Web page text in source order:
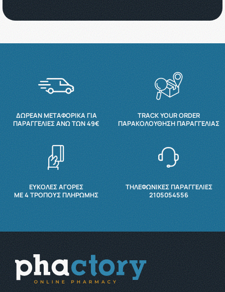
ΔΩΡΕΆΝ ΜΕΤΑΦΟΡΙΚΆ ΓΙΑ
ΠΑΡΑΓΓΕΛΊΕΣ ΆΝΩ ΤΩΝ 49€
TRACK YOUR ORDER
ΠΑΡΑΚΟΛΟΎΘΗΣΗ ΠΑΡΑΓΓΕΛΊΑΣ
ΕΥΚΟΛΕΣ ΑΓΟΡΕΣ
ΜΕ 4 ΤΡΌΠΟΥΣ ΠΛΗΡΩΜΉΣ
ΤΗΛΕΦΩΝΙΚΕΣ ΠΑΡΑΓΓΕΛΙΕΣ
2105054556